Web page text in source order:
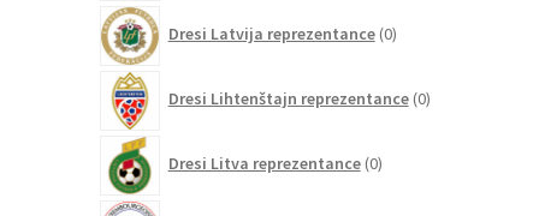
Dresi Latvija reprezentance 0izdelkov
Dresi Lihtenštajn reprezentance 0izdelkov
Dresi Litva reprezentance 0izdelkov